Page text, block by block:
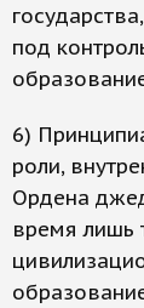
под
6)
роли,
Ордена
время лишь